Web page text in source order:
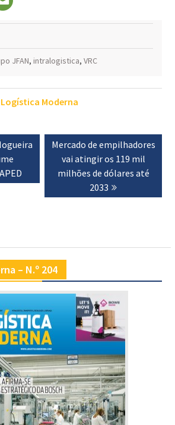
JFAN, intralogistica, VRC
Logística Moderna
Next
post:
Mercado de empilhadores
vai atingir os 119 mil
milhões de dólares até
2033
– N.º 204